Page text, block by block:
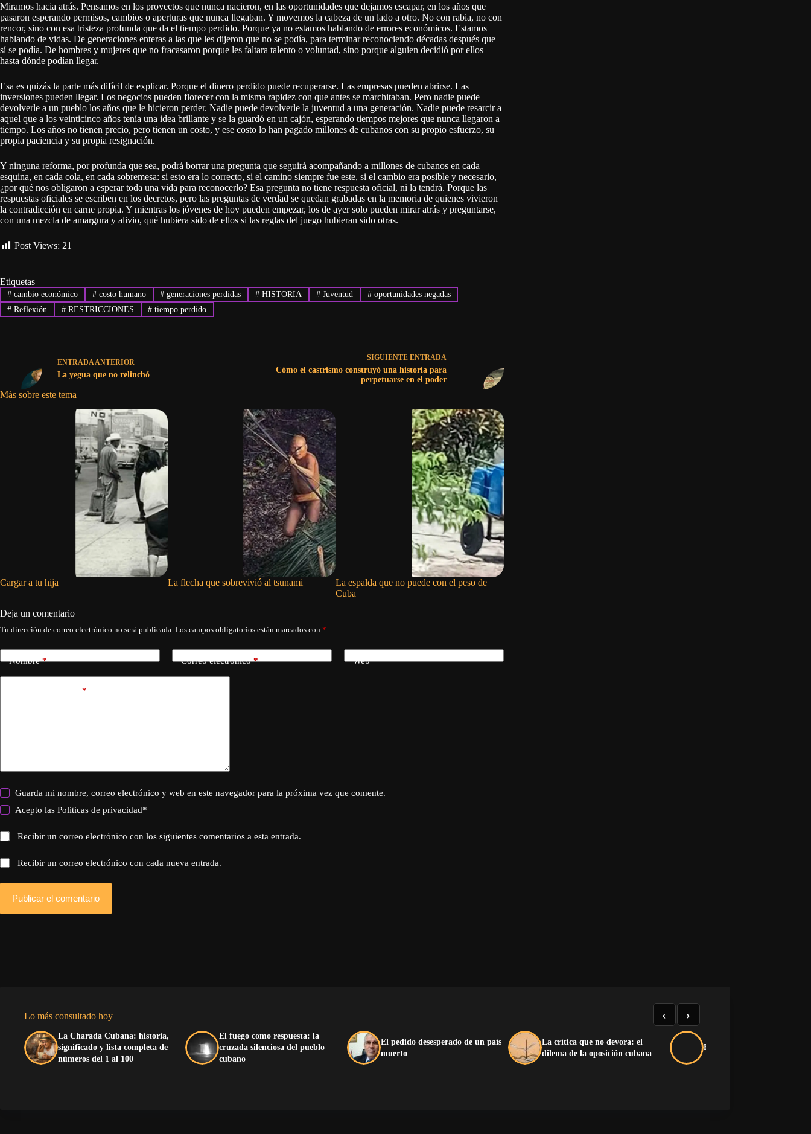
Miramos hacia atrás. Pensamos en los proyectos que nunca nacieron, en las oportunidades que dejamos escapar, en los años que
pasaron esperando permisos, cambios o aperturas que nunca llegaban. Y movemos la cabeza de un lado a otro. No con rabia, no con
rencor, sino con esa tristeza profunda que da el tiempo perdido. Porque ya no estamos hablando de errores económicos. Estamos
hablando de vidas. De generaciones enteras a las que les dijeron que no se podía, para terminar reconociendo décadas después que
sí se podía. De hombres y mujeres que no fracasaron porque les faltara talento o voluntad, sino porque alguien decidió por ellos
hasta dónde podían llegar.
Esa es quizás la parte más difícil de explicar. Porque el dinero perdido puede recuperarse. Las empresas pueden abrirse. Las
inversiones pueden llegar. Los negocios pueden florecer con la misma rapidez con que antes se marchitaban. Pero nadie puede
devolverle a un pueblo los años que le hicieron perder. Nadie puede devolverle la juventud a una generación. Nadie puede resarcir a
aquel que a los veinticinco años tenía una idea brillante y se la guardó en un cajón, esperando tiempos mejores que nunca llegaron a
tiempo. Los años no tienen precio, pero tienen un costo, y ese costo lo han pagado millones de cubanos con su propio esfuerzo, su
propia paciencia y su propia resignación.
Y ninguna reforma, por profunda que sea, podrá borrar una pregunta que seguirá acompañando a millones de cubanos en cada
esquina, en cada cola, en cada sobremesa: si esto era lo correcto, si el camino siempre fue este, si el cambio era posible y necesario,
¿por qué nos obligaron a esperar toda una vida para reconocerlo? Esa pregunta no tiene respuesta oficial, ni la tendrá. Porque las
respuestas oficiales se escriben en los decretos, pero las preguntas de verdad se quedan grabadas en la memoria de quienes vivieron
la contradicción en carne propia. Y mientras los jóvenes de hoy pueden empezar, los de ayer solo pueden mirar atrás y preguntarse,
con una mezcla de amargura y alivio, qué hubiera sido de ellos si las reglas del juego hubieran sido otras.
Post Views: 21
Etiquetas
#cambio económico #costo humano # generaciones perdidas # HISTORIA # Juventud #oportunidades negadas
#Reflexión #RESTRICCIONES # tiempo perdido
ENTRADAANTERIOR
La yegua que no relinchó
SIGUIENTE ENTRADA
Cómo el castrismo construyó una historia para
perpetuarse en el poder
Más sobre este tema
Cargar a tu hija La flecha que sobrevivió al tsunami
La espalda que no puede con el peso de
Cuba
Deja un comentario
Tu dirección de correo electrónico no será publicada. Los campos obligatorios están marcados con *
Nombre* Correo electrónico* Web
*
Guarda mi nombre, correo electrónico y web en este navegador para la próxima vez que comente.
Acepto lasPoliticas de privacidad*
Recibir un correo electrónico con los siguientes comentarios a esta entrada.
Recibir un correo electrónico con cada nueva entrada.
Publicar el comentario
Lo más consultado hoy
La Charada Cubana: historia,
significado y lista completa de
números del 1 al 100
El fuego como respuesta: la
cruzada silenciosa del pueblo
cubano
El pedido desesperado de un país
muerto
La crítica que no devora: el
dilema de la oposición cubana
Buche y pluma na’má
‹ ›